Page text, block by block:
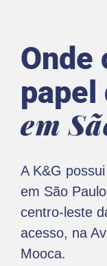
Onde
papel
em
A K&G
em São
centro-leste
acesso, na
Mooca.